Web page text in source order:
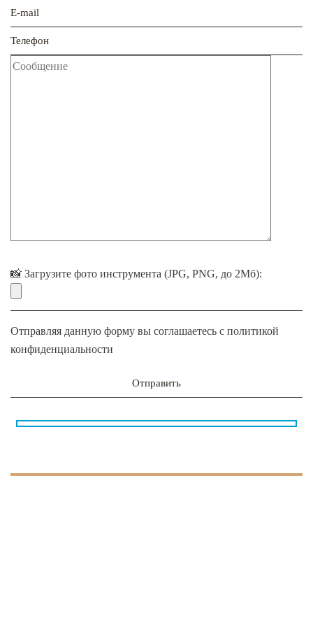
📸 Загрузите фото инструмента (JPG, PNG, до 2Мб):
Отправляя данную форму вы соглашаетесь с политикой
конфиденциальности